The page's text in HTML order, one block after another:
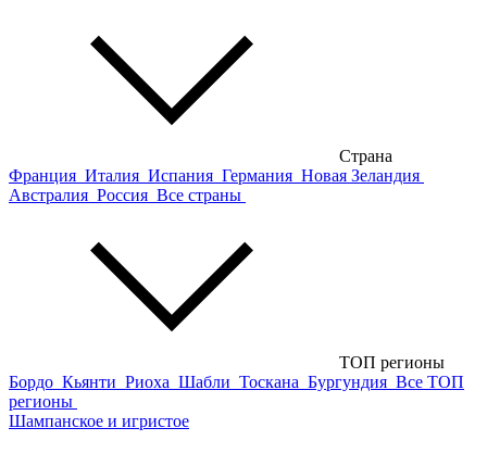
Страна
Франция Италия Испания Германия Новая Зеландия
Австралия Россия Все страны
ТОП регионы
Бордо Кьянти Риоха Шабли Тоскана Бургундия Все ТОП
регионы
Шампанское и игристое